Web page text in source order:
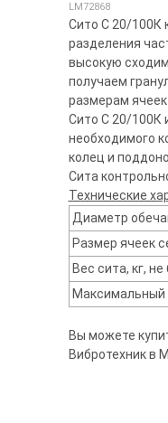
LM72868
Сито С 20/100К
разделения
высокую
получаем
размерам ячеек
Сито С 20/100К
необходимого
колец и
Сита
Технические
Диаметр
Размер ячеек
Вес сита, кг, не
Максимальный
Вы можете
Вибротехник в